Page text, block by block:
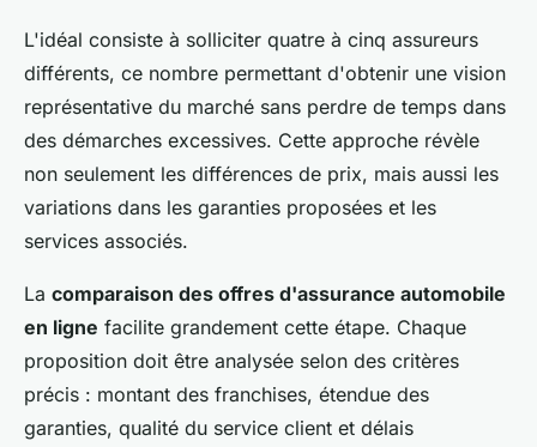
L'idéal consiste à solliciter quatre à cinq assureurs
différents, ce nombre permettant d'obtenir une vision
représentative du marché sans perdre de temps dans
des démarches excessives. Cette approche révèle
non seulement les différences de prix, mais aussi les
variations dans les garanties proposées et les
services associés.
La comparaison des offres d'assurance automobile
en ligne facilite grandement cette étape. Chaque
proposition doit être analysée selon des critères
précis : montant des franchises, étendue des
garanties, qualité du service client et délais